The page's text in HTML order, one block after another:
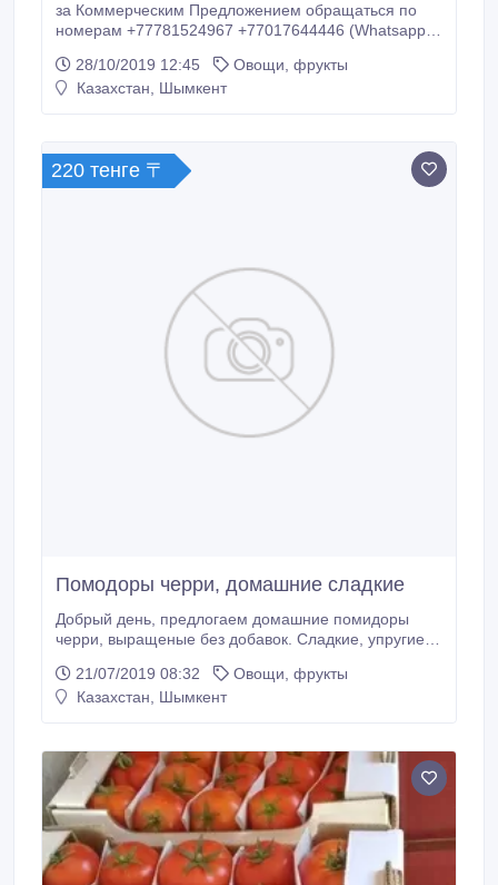
за Коммерческим Предложением обращаться по
номерам +77781524967 +77017644446 (Whatsapp)
площадь которых составляет 250 га, расположены в
экологически чистом районе Туркестанской области.
28/10/2019 12:45
Овощи, фрукты
Казахстан, Шымкент
220 тенге 〒
Помодоры черри, домашние сладкие
Добрый день, предлогаем домашние помидоры
черри, выращеные без добавок. Сладкие, упругие,
сбора. Отлично подойдут для употребления в пищу,
гораздо более яркий вкус по сравнению со своим
21/07/2019 08:32
Овощи, фрукты
Казахстан, Шымкент